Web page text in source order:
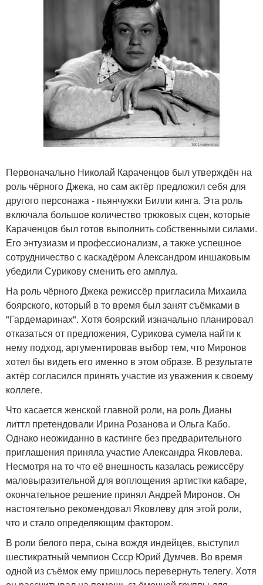
Первоначально Николай Караченцов был утверждён на
роль чёрного Джека, но сам актёр предложил себя для
другого персонажа - пьянчужки Билли кинга. Эта роль
включала большое количество трюковых сцен, которые
Караченцов был готов выполнить собственными силами.
Его энтузиазм и профессионализм, а также успешное
сотрудничество с каскадёром Александром иншаковым
убедили Сурикову сменить его амплуа.
На роль чёрного Джека режиссёр пригласила Михаила
боярского, который в то время был занят съёмками в
"Гардемаринах". Хотя боярский изначально планировал
отказаться от предложения, Сурикова сумела найти к
нему подход, аргументировав выбор тем, что Миронов
хотел бы видеть его именно в этом образе. В результате
актёр согласился принять участие из уважения к своему
коллеге.
Что касается женской главной роли, на роль Дианы
литтл претендовали Ирина Розанова и Ольга Кабо.
Однако неожиданно в кастинге без предварительного
приглашения приняла участие Александра Яковлева.
Несмотря на то что её внешность казалась режиссёру
маловыразительной для воплощения артистки кабаре,
окончательное решение принял Андрей Миронов. Он
настоятельно рекомендовал Яковлеву для этой роли,
что и стало определяющим фактором.
В роли белого пера, сына вождя индейцев, выступил
шестикратный чемпион Ссср Юрий Думчев. Во время
одной из съёмок ему пришлось перевернуть телегу. Хотя